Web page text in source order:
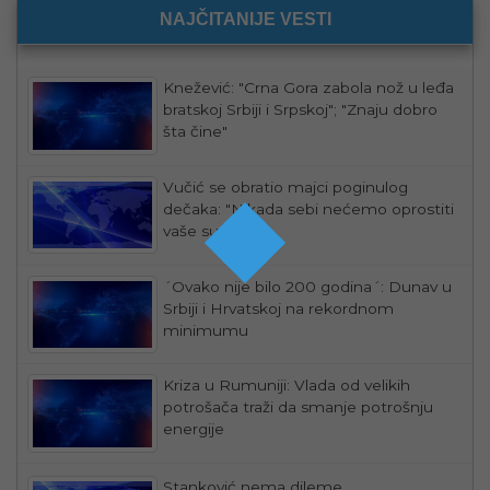
NAJČITANIJE VESTI
Knežević: "Crna Gora zabola nož u leđa
bratskoj Srbiji i Srpskoj"; "Znaju dobro
šta čine"
Vučić se obratio majci poginulog
dečaka: "Nikada sebi nećemo oprostiti
vaše suze"
´Ovako nije bilo 200 godina´: Dunav u
Srbiji i Hrvatskoj na rekordnom
minimumu
Kriza u Rumuniji: Vlada od velikih
potrošača traži da smanje potrošnju
energije